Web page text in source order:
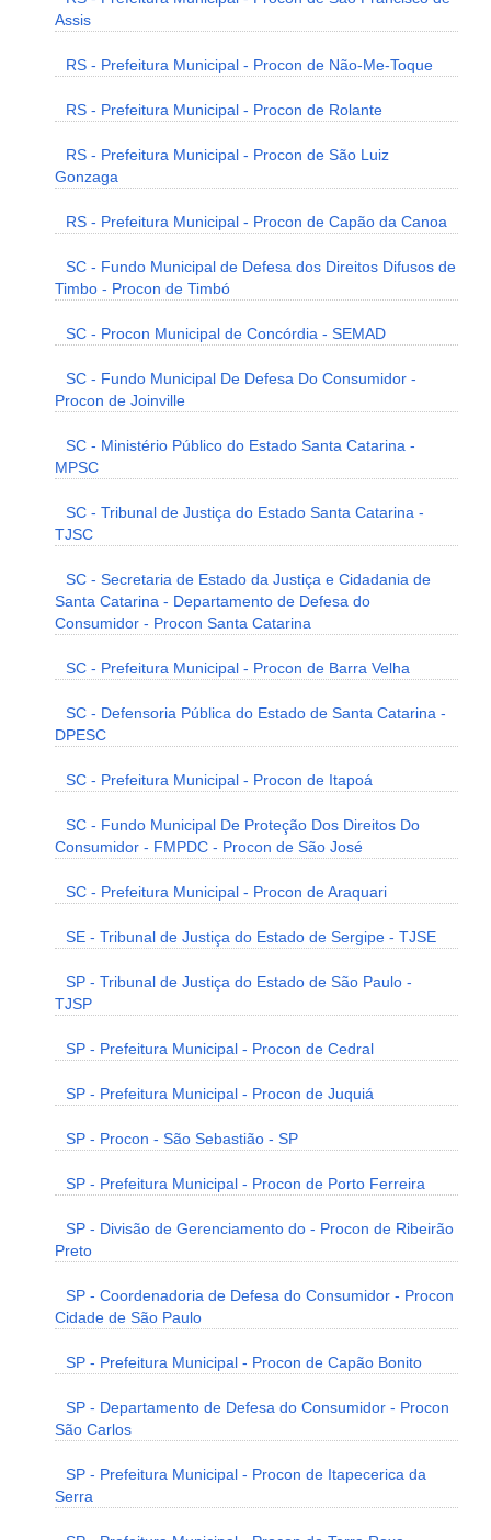
Assis
RS - Prefeitura Municipal - Procon de Não-Me-Toque
RS - Prefeitura Municipal - Procon de Rolante
RS - Prefeitura Municipal - Procon de São Luiz
Gonzaga
RS - Prefeitura Municipal - Procon de Capão da Canoa
SC - Fundo Municipal de Defesa dos Direitos Difusos de
Timbo - Procon de Timbó
SC - Procon Municipal de Concórdia - SEMAD
SC - Fundo Municipal De Defesa Do Consumidor -
Procon de Joinville
SC - Ministério Público do Estado Santa Catarina -
MPSC
SC - Tribunal de Justiça do Estado Santa Catarina -
TJSC
SC - Secretaria de Estado da Justiça e Cidadania de
Santa Catarina - Departamento de Defesa do
Consumidor - Procon Santa Catarina
SC - Prefeitura Municipal - Procon de Barra Velha
SC - Defensoria Pública do Estado de Santa Catarina -
DPESC
SC - Prefeitura Municipal - Procon de Itapoá
SC - Fundo Municipal De Proteção Dos Direitos Do
Consumidor - FMPDC - Procon de São José
SC - Prefeitura Municipal - Procon de Araquari
SE - Tribunal de Justiça do Estado de Sergipe - TJSE
SP - Tribunal de Justiça do Estado de São Paulo -
TJSP
SP - Prefeitura Municipal - Procon de Cedral
SP - Prefeitura Municipal - Procon de Juquiá
SP - Procon - São Sebastião - SP
SP - Prefeitura Municipal - Procon de Porto Ferreira
SP - Divisão de Gerenciamento do - Procon de Ribeirão
Preto
SP - Coordenadoria de Defesa do Consumidor - Procon
Cidade de São Paulo
SP - Prefeitura Municipal - Procon de Capão Bonito
SP - Departamento de Defesa do Consumidor - Procon
São Carlos
SP - Prefeitura Municipal - Procon de Itapecerica da
Serra